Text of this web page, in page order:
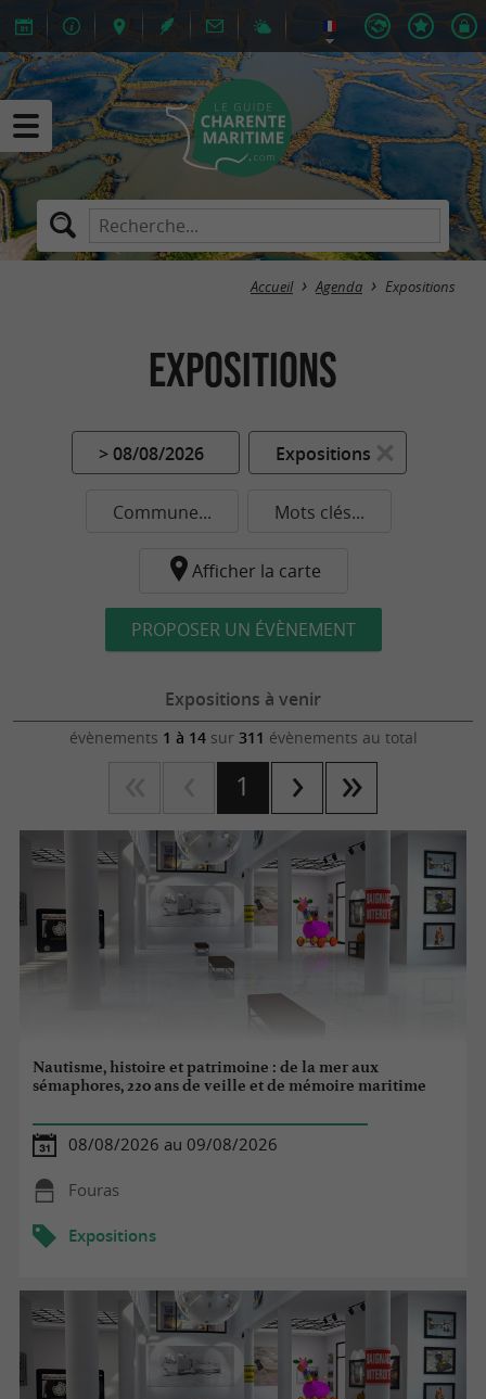
Accueil Agenda Expositions
Expositions
> 08/08/2026 Expositions
Commune... Mots clés...
Afficher la carte
PROPOSER UN ÉVÈNEMENT
Expositions à venir
évènements 1 à 14sur 311 évènements au total
1
Nautisme, histoire et patrimoine : de la mer aux
sémaphores, 220 ans de veille et de mémoire maritime
08/08/2026 au 09/08/2026
Fouras
Expositions